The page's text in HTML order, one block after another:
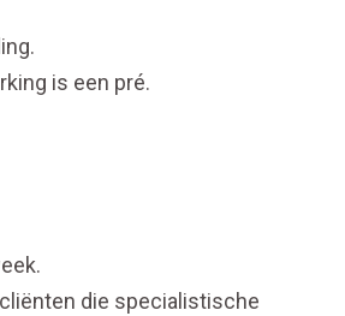
is een pré.
die specialistische